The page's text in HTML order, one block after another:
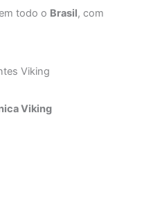
todo o Brasil, com
Viking
Viking